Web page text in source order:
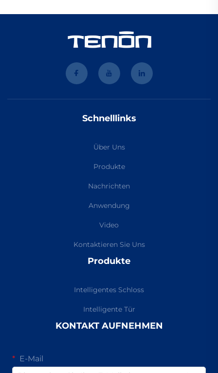
Schnelllinks
Über Uns
Produkte
Nachrichten
Anwendung
Video
Kontaktieren Sie Uns
Produkte
Intelligentes Schloss
Intelligente Tür
KONTAKT AUFNEHMEN
E-Mail